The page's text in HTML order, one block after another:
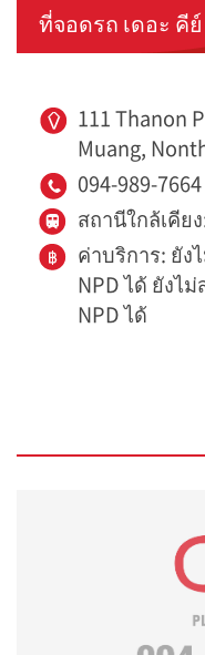
ที่จอดรถ เดอะ คี
111 Thanon
Muang,
094-989-7664
สถานีใกล้เคีย
ค่าบริการ: ยัง
NPD ได้ ยังไ
NPD ได้